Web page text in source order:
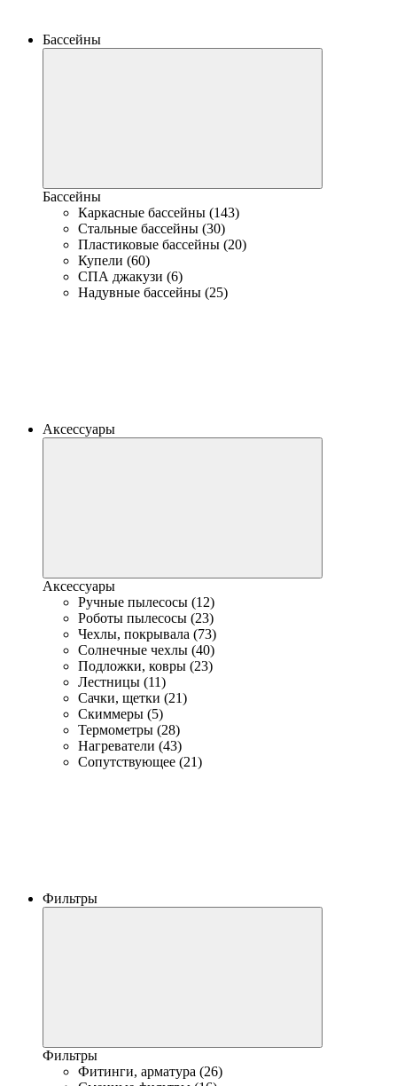
Бассейны
Бассейны
Каркасные бассейны (143)
Стальные бассейны (30)
Пластиковые бассейны (20)
Купели (60)
СПА джакузи (6)
Надувные бассейны (25)
Аксессуары
Аксессуары
Ручные пылесосы (12)
Роботы пылесосы (23)
Чехлы, покрывала (73)
Солнечные чехлы (40)
Подложки, ковры (23)
Лестницы (11)
Сачки, щетки (21)
Скиммеры (5)
Термометры (28)
Нагреватели (43)
Сопутствующее (21)
Фильтры
Фильтры
Фитинги, арматура (26)